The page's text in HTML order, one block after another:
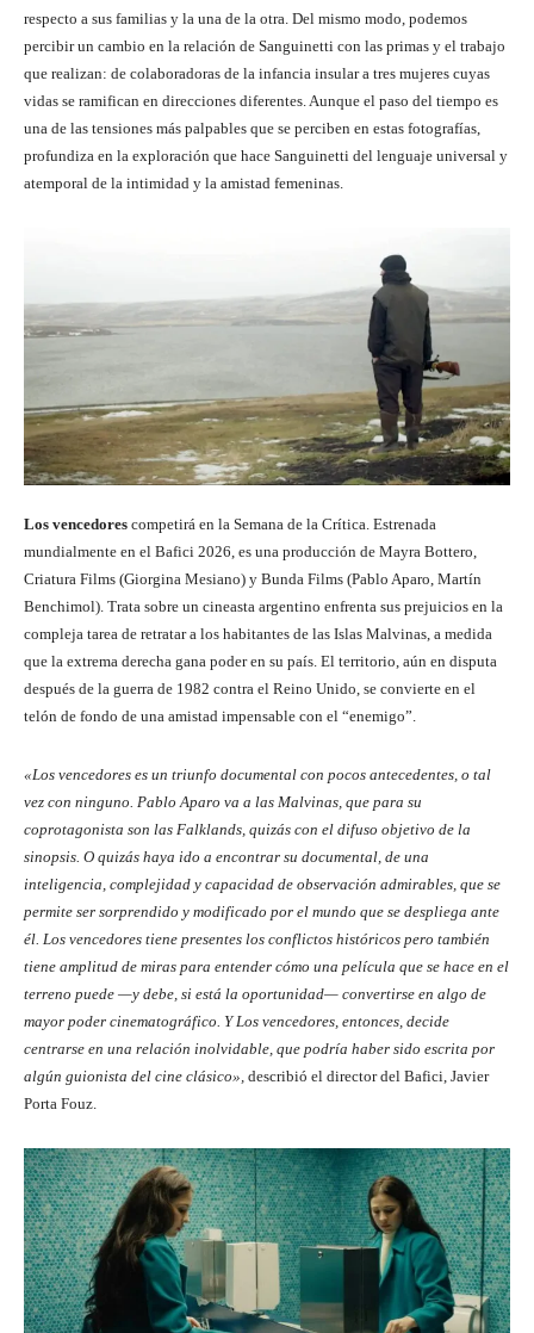
respecto a sus familias y la una de la otra. Del mismo modo, podemos
percibir un cambio en la relación de Sanguinetti con las primas y el trabajo
que realizan: de colaboradoras de la infancia insular a tres mujeres cuyas
vidas se ramifican en direcciones diferentes. Aunque el paso del tiempo es
una de las tensiones más palpables que se perciben en estas fotografías,
profundiza en la exploración que hace Sanguinetti del lenguaje universal y
atemporal de la intimidad y la amistad femeninas.
Los vencedores competirá en la Semana de la Crítica. Estrenada
mundialmente en el Bafici 2026, es una producción de Mayra Bottero,
Criatura Films (Giorgina Mesiano) y Bunda Films (Pablo Aparo, Martín
Benchimol). Trata sobre un cineasta argentino enfrenta sus prejuicios en la
compleja tarea de retratar a los habitantes de las Islas Malvinas, a medida
que la extrema derecha gana poder en su país. El territorio, aún en disputa
después de la guerra de 1982 contra el Reino Unido, se convierte en el
telón de fondo de una amistad impensable con el “enemigo”.
«Los vencedores es un triunfo documental con pocos antecedentes, o tal
vez con ninguno. Pablo Aparo va a las Malvinas, que para su
coprotagonista son las Falklands, quizás con el difuso objetivo de la
sinopsis. O quizás haya ido a encontrar su documental, de una
inteligencia, complejidad y capacidad de observación admirables, que se
permite ser sorprendido y modificado por el mundo que se despliega ante
él. Los vencedores tiene presentes los conflictos históricos pero también
tiene amplitud de miras para entender cómo una película que se hace en el
terreno puede —y debe, si está la oportunidad— convertirse en algo de
mayor poder cinematográfico. Y Los vencedores, entonces, decide
centrarse en una relación inolvidable, que podría haber sido escrita por
algún guionista del cine clásico», describió el director del Bafici, Javier
Porta Fouz.